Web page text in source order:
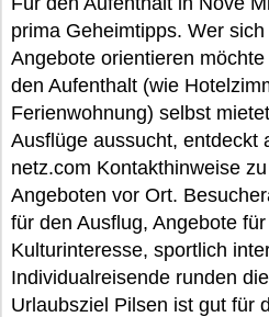
prima Geheimtipps. Wer
Angebote orientieren
den Aufenthalt (wie
Ferienwohnung) selbst
Ausflüge aussucht, entdeckt
netz.com Kontakthinweise
Angeboten vor Ort.
für den Ausflug, Angebote
Kulturinteresse, sportlich
Individualreisende runden
Urlaubsziel Pilsen ist gut für